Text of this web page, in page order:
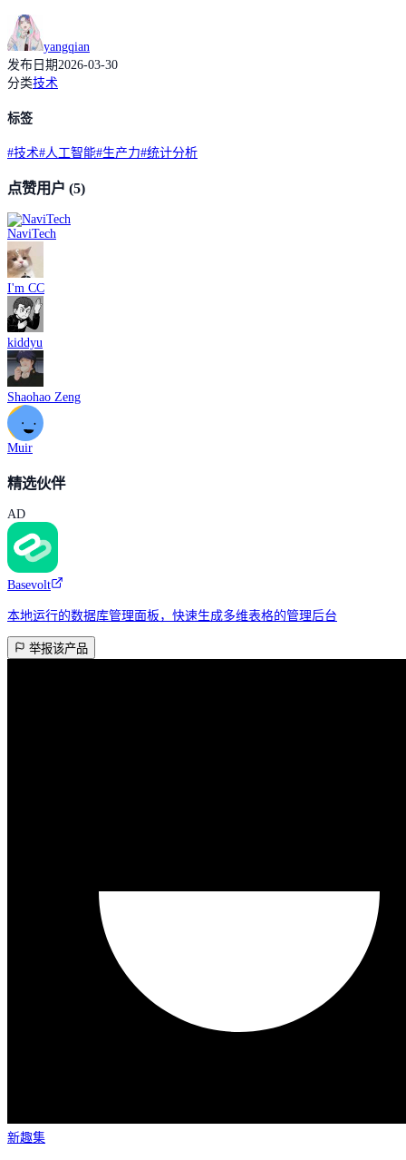
yangqian
发布日期2026-03-30
分类技术
标签
#技术#人工智能#生产力#统计分析
点赞用户 (5)
NaviTech
I'm CC
kiddyu
Shaohao Zeng
Muir
精选伙伴
AD
Basevolt
本地运行的数据库管理面板，快速生成多维表格的管理后台
举报该产品
新趣集